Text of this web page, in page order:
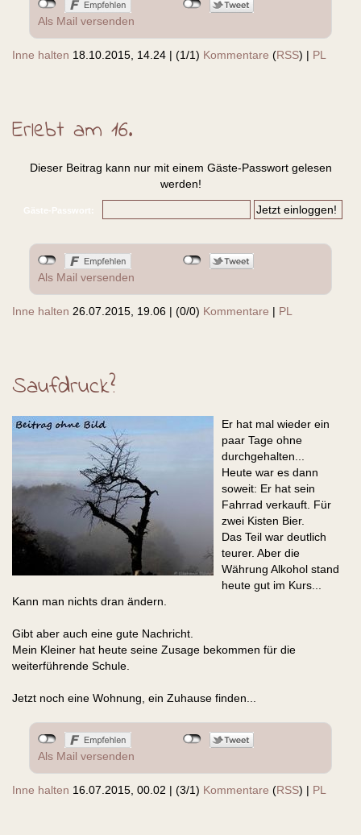
Als Mail versenden
Inne halten 18.10.2015, 14.24 | (1/1) Kommentare (RSS) | PL
Erlebt am 16.
Dieser Beitrag kann nur mit einem Gäste-Passwort gelesen
werden!
Gäste-Passwort:
Als Mail versenden
Inne halten 26.07.2015, 19.06 | (0/0) Kommentare | PL
Saufdruck?
Er hat mal wieder ein
paar Tage ohne
durchgehalten...
Heute war es dann
soweit: Er hat sein
Fahrrad verkauft. Für
zwei Kisten Bier.
Das Teil war deutlich
teurer. Aber die
Währung Alkohol stand
heute gut im Kurs...
Kann man nichts dran ändern.
Gibt aber auch eine gute Nachricht.
Mein Kleiner hat heute seine Zusage bekommen für die
weiterführende Schule.
Jetzt noch eine Wohnung, ein Zuhause finden...
Als Mail versenden
Inne halten 16.07.2015, 00.02 | (3/1) Kommentare (RSS) | PL